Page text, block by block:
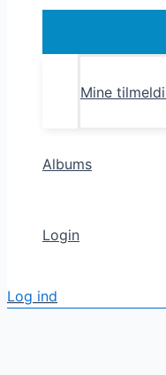
Mine
Albums
Login
Log ind